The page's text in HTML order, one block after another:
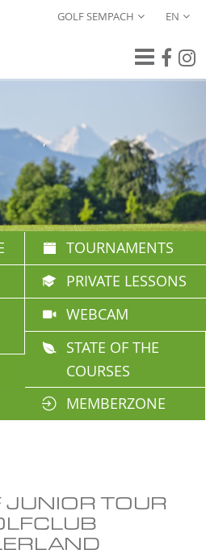
GOLF SEMPACH EN
TOURNAMENTS
PRIVATE LESSONS
WEBCAM
STATE OF THE
COURSES
MEMBERZONE
TOUR